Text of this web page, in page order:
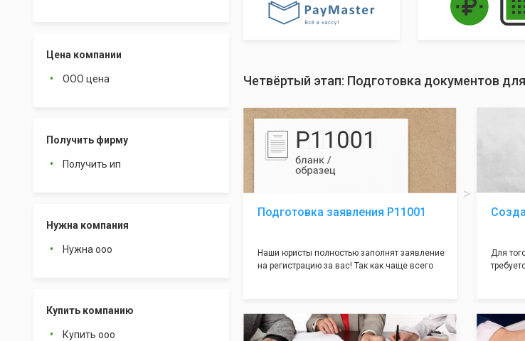
Цена компании
ООО цена
Получить фирму
Получить ип
Нужна компания
Нужна ооо
Купить компанию
Купить ооо
Четвёртый этап: Подготовка документов
Подготовка заявления Р11001
Наши юристы полностью заполнят заявление
на регистрацию за вас! Так как чаще всего
большая часть отказов - наши юристы с
многолетним опытом работы возьмут всё
Для
Наша